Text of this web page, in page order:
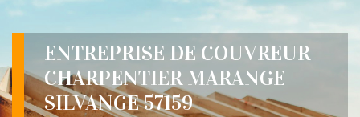
ENTREPRISE DE COUVREUR
CHARPENTIER MARANGE
SILVANGE 57159